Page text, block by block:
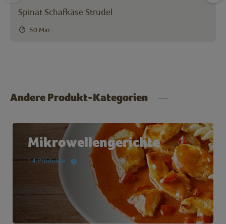
Spinat Schafkäse Strudel
50 Min.
Andere Produkt-Kategorien
Mikrowellengerichte
14 Produkte